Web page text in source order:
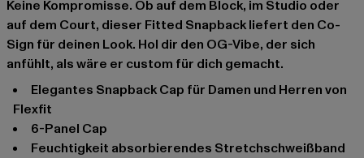
Keine Kompromisse. Ob auf dem Block, im Studio oder
auf dem Court, dieser Fitted Snapback liefert den Co-
Sign für deinen Look. Hol dir den OG-Vibe, der sich
anfühlt, als wäre er custom für dich gemacht.
elegantes Snapback Cap für Damen und Herren von
Flexfit
6-Panel Cap
Feuchtigkeit absorbierendes Stretchschweißband